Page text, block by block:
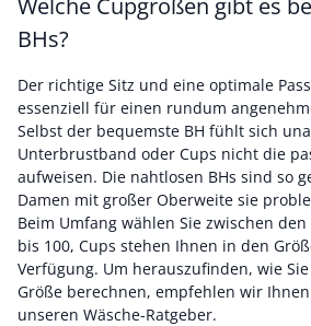
Welche Cupgrößen gibt es
BHs?
Der richtige Sitz und eine optimale
essenziell für einen rundum
Selbst der bequemste BH fühlt sich
Unterbrustband oder Cups nicht die
aufweisen. Die nahtlosen BHs sind so
Damen mit großer Oberweite sie
Beim Umfang wählen Sie zwischen
bis 100, Cups stehen Ihnen in den
Verfügung. Um herauszufinden, wie
Größe berechnen, empfehlen wir
unseren Wäsche-Ratgeber.